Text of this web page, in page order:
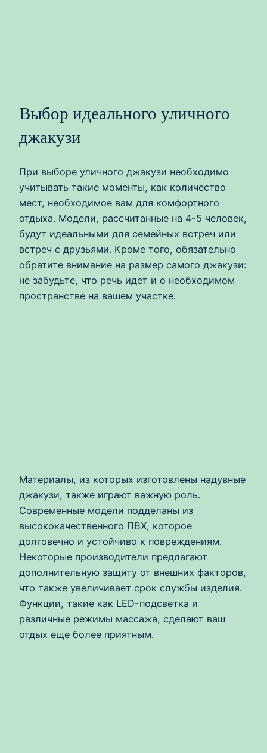
Выбор идеального уличного
джакузи
При выборе уличного джакузи необходимо
учитывать такие моменты, как количество
мест, необходимое вам для комфортного
отдыха. Модели, рассчитанные на 4-5 человек,
будут идеальными для семейных встреч или
встреч с друзьями. Кроме того, обязательно
обратите внимание на размер самого джакузи:
не забудьте, что речь идет и о необходимом
пространстве на вашем участке.
Материалы, из которых изготовлены надувные
джакузи, также играют важную роль.
Современные модели подделаны из
высококачественного ПВХ, которое
долговечно и устойчиво к повреждениям.
Некоторые производители предлагают
дополнительную защиту от внешних факторов,
что также увеличивает срок службы изделия.
Функции, такие как LED-подсветка и
различные режимы массажа, сделают ваш
отдых еще более приятным.